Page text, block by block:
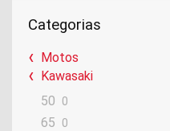
Categorias
Motos
Kawasaki
50
0
65 0